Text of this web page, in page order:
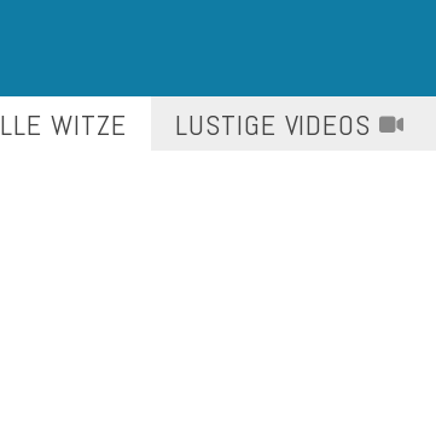
WITZE LUSTIGE VIDEOS